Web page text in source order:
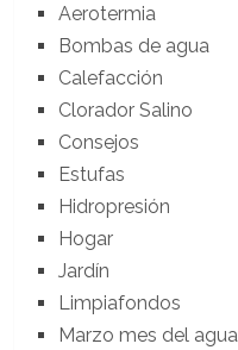
Aerotermia
Bombas de agua
Calefacción
Clorador Salino
Consejos
Estufas
Hidropresión
Hogar
Jardín
Limpiafondos
Marzo mes del agua